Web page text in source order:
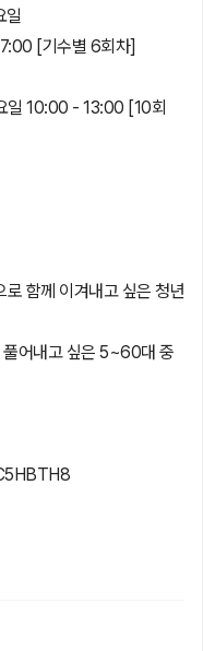
일
[기수별 6회차]
일 10:00 - 13:00 [10회
함께 이겨내고 싶은 청년
풀어내고 싶은 5~60대 중